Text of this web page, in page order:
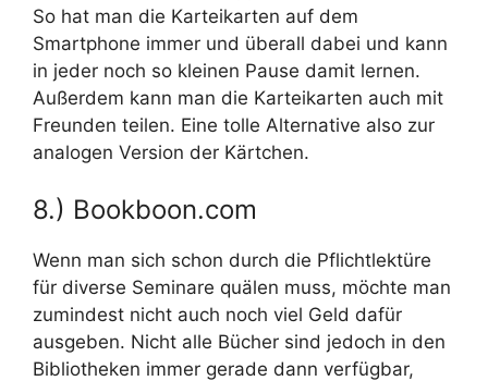
So hat man die Karteikarten auf dem
Smartphone immer und überall dabei und kann
in jeder noch so kleinen Pause damit lernen.
Außerdem kann man die Karteikarten auch mit
Freunden teilen. Eine tolle Alternative also zur
analogen Version der Kärtchen.
8.) Bookboon.com
Wenn man sich schon durch die Pflichtlektüre
für diverse Seminare quälen muss, möchte man
zumindest nicht auch noch viel Geld dafür
ausgeben. Nicht alle Bücher sind jedoch in den
Bibliotheken immer gerade dann verfügbar,